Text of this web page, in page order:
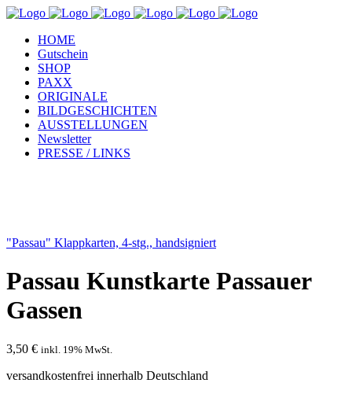
HOME
Gutschein
SHOP
PAXX
ORIGINALE
BILDGESCHICHTEN
AUSSTELLUNGEN
Newsletter
PRESSE / LINKS
"Passau" Klappkarten, 4-stg., handsigniert
Passau Kunstkarte Passauer
Gassen
3,50 € inkl. 19% MwSt.
versandkostenfrei innerhalb Deutschland